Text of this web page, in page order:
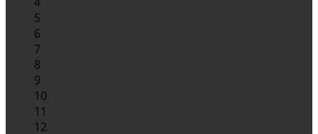
5
6
7
8
9
10
11
12